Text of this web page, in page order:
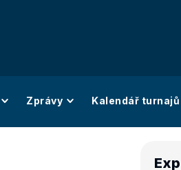
Zprávy Kalendář turnajů